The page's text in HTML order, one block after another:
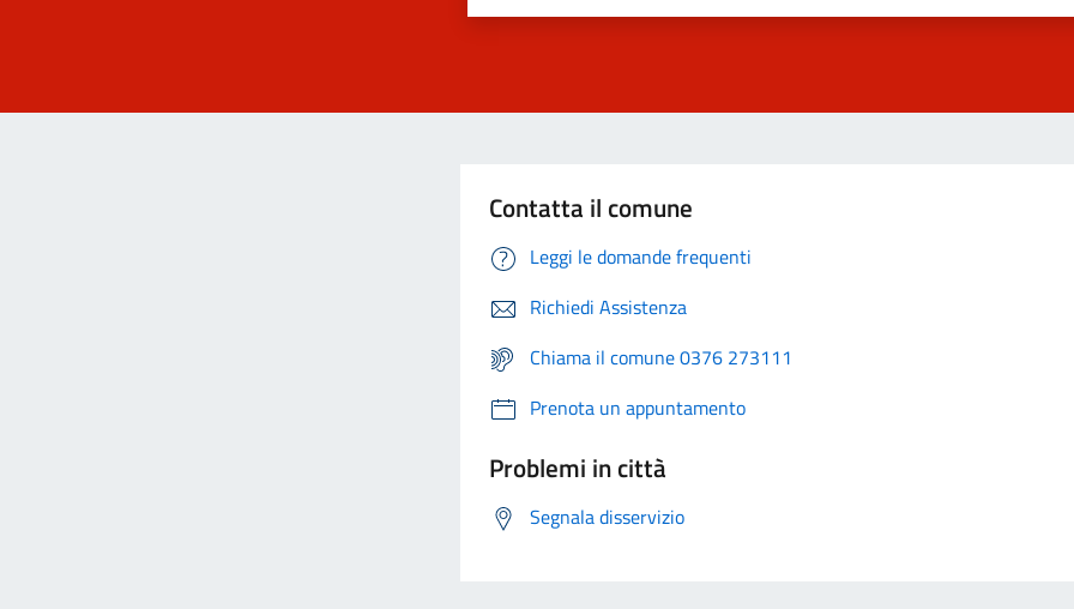
Contatta il comune
Leggi le domande frequenti
Richiedi Assistenza
Chiama il comune 0376 273111
Prenota un appuntamento
Problemi in città
Segnala disservizio